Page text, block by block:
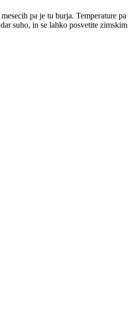
pa je tu burja. Temperature pa
suho, in se lahko posvetite zimskim